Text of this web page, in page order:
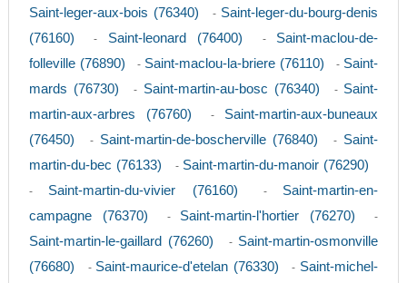
Saint-leger-aux-bois (76340) - Saint-leger-du-bourg-denis
(76160)
- Saint-leonard (76400) - Saint-maclou-de-
folleville (76890)
- Saint-maclou-la-briere (76110) - Saint-
mards (76730)
- Saint-martin-au-bosc (76340) - Saint-
martin-aux-arbres (76760)
- Saint-martin-aux-buneaux
(76450)
- Saint-martin-de-boscherville (76840) - Saint-
martin-du-bec (76133)
- Saint-martin-du-manoir (76290)
- Saint-martin-du-vivier (76160) - Saint-martin-en-
campagne (76370)
- Saint-martin-l'hortier (76270) -
Saint-martin-le-gaillard (76260) - Saint-martin-osmonville
(76680)
- Saint-maurice-d'etelan (76330) - Saint-michel-